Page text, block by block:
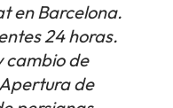
en Barcelona.
24 horas.
cambio de
de